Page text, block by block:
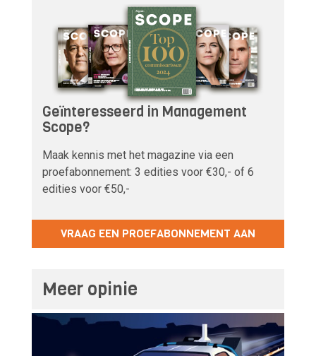
Geïnteresseerd in Management
Scope?
Maak kennis met het magazine via een
proefabonnement: 3 edities voor €30,- of 6
edities voor €50,-
VRAAG EEN PROEFABONNEMENT AAN
Meer opinie